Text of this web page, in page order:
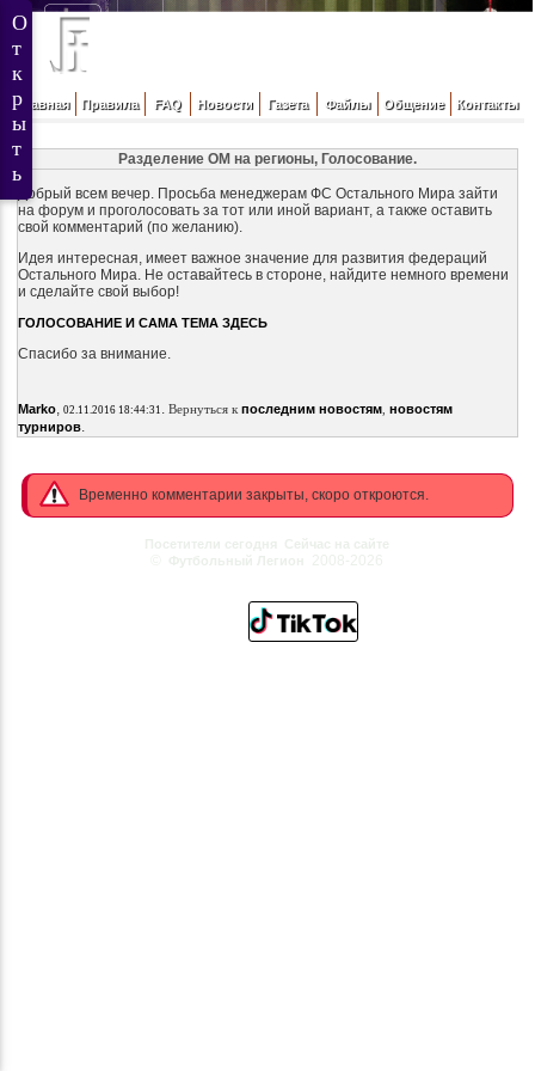
Главная Правила FAQ Новости Газета Файлы Общение Контакты
Разделение ОМ на регионы, Голосование.
Добрый всем вечер. Просьба менеджерам ФС Остального Мира зайти
на форум и проголосовать за тот или иной вариант, а также оставить
свой комментарий (по желанию).
Идея интересная, имеет важное значение для развития федераций
Остального Мира. Не оставайтесь в стороне, найдите немного времени
и сделайте свой выбор!
ГОЛОСОВАНИЕ И САМА ТЕМА ЗДЕСЬ
Спасибо за внимание.
Marko, 02.11.2016 18:44:31 . Вернуться к последним новостям, новостям
турниров.
Временно комментарии закрыты, скоро откроются.